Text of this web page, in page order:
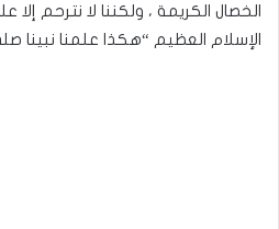
الخصال الكريمة ، ولكننا لا نترحم
الإسلام العظيم “هكذا علمنا نبينا